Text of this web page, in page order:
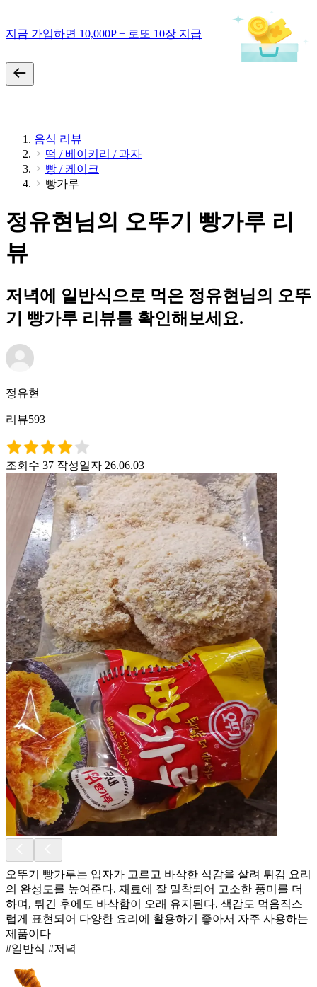
지금 가입하면 10,000P + 로또 10장 지급
음식 리뷰
떡 / 베이커리 / 과자
빵 / 케이크
빵가루
정유현님의 오뚜기 빵가루 리
뷰
저녁에 일반식으로 먹은 정유현님의 오뚜
기 빵가루 리뷰를 확인해보세요.
정유현
리뷰593
조회수 37 작성일자 26.06.03
오뚜기 빵가루는 입자가 고르고 바삭한 식감을 살려 튀김 요리
의 완성도를 높여준다. 재료에 잘 밀착되어 고소한 풍미를 더
하며, 튀긴 후에도 바삭함이 오래 유지된다. 색감도 먹음직스
럽게 표현되어 다양한 요리에 활용하기 좋아서 자주 사용하는
제품이다
#일반식 #저녁